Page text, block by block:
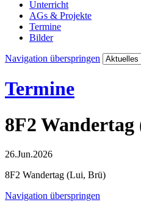
Unterricht
AGs & Projekte
Termine
Bilder
Navigation überspringen
Termine
8F2
26.Jun.2026
8F2 Wandertag (Lui, Brü)
Navigation überspringen